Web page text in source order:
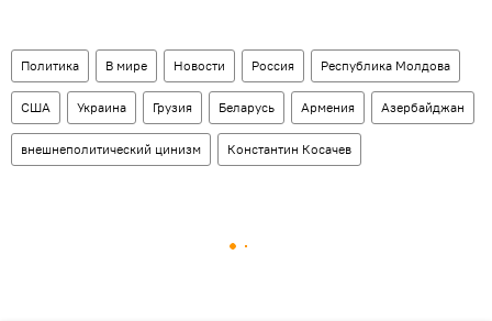
Политика В мире Новости Россия Республика Молдова
США Украина Грузия Беларусь Армения Азербайджан
внешнеполитический цинизм Константин Косачев